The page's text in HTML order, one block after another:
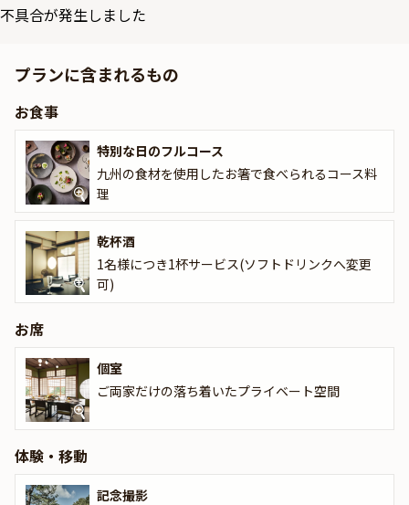
ただけるよう個室をご用意いたします。
した調理法で仕上げた和食やフレンチのフルコースです。こだわり
その時期にしか味わえない贅沢な逸品ばかり。ご両親にもリラック
スしながらお楽しみいただけるようお箸で召し上がれるお料理をご
提供いたします。特典の乾杯酒と共にごゆっくりご堪能ください。
また、本プランでは、専任のアニバーサリープランナーが準備から
当日までしっかりサポートしてくれるので、安心して当日をお迎え
いただけます。施設内の緑美しい庭園で記念写真の撮影サービス
も。
是非、本プランで笑顔あふれる和やかなひとときをお過ごしくださ
不具合が発生しました
プランに含まれるもの
お食事
特別な日のフルコース
九州の食材を使用したお箸で食べられるコース料
理
乾杯酒
1名様につき1杯サービス(ソフトドリンクへ変更
可)
お席
個室
ご両家だけの落ち着いたプライベート空間
体験・移動
記念撮影